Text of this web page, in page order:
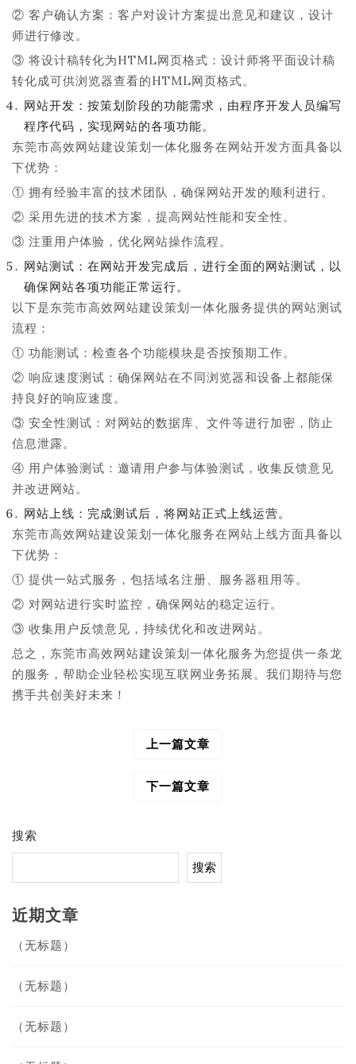
② 客户确认方案：客户对设计方案提出意见和建议，设计
师进行修改。
③ 将设计稿转化为HTML网页格式：设计师将平面设计稿
转化成可供浏览器查看的HTML网页格式。
网站开发：按策划阶段的功能需求，由程序开发人员编写
程序代码，实现网站的各项功能。
东莞市高效网站建设策划一体化服务在网站开发方面具备以
下优势：
① 拥有经验丰富的技术团队，确保网站开发的顺利进行。
② 采用先进的技术方案，提高网站性能和安全性。
③ 注重用户体验，优化网站操作流程。
网站测试：在网站开发完成后，进行全面的网站测试，以
确保网站各项功能正常运行。
以下是东莞市高效网站建设策划一体化服务提供的网站测试
流程：
① 功能测试：检查各个功能模块是否按预期工作。
② 响应速度测试：确保网站在不同浏览器和设备上都能保
持良好的响应速度。
③ 安全性测试：对网站的数据库、文件等进行加密，防止
信息泄露。
④ 用户体验测试：邀请用户参与体验测试，收集反馈意见
并改进网站。
网站上线：完成测试后，将网站正式上线运营。
东莞市高效网站建设策划一体化服务在网站上线方面具备以
下优势：
① 提供一站式服务，包括域名注册、服务器租用等。
② 对网站进行实时监控，确保网站的稳定运行。
③ 收集用户反馈意见，持续优化和改进网站。
总之，东莞市高效网站建设策划一体化服务为您提供一条龙
的服务，帮助企业轻松实现互联网业务拓展。我们期待与您
携手共创美好未来！
上一篇文章
下一篇文章
搜索
搜索
近期文章
（无标题）
（无标题）
（无标题）